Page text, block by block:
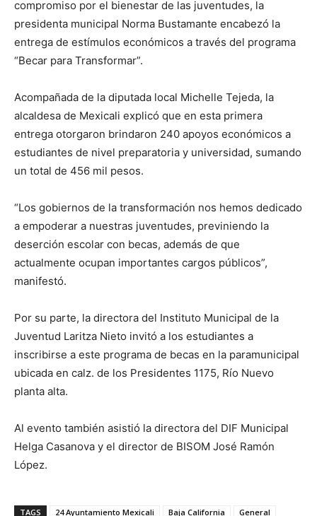
compromiso por el bienestar de las juventudes, la
presidenta municipal Norma Bustamante encabezó la
entrega de estímulos económicos a través del programa
“Becar para Transformar”.
Acompañada de la diputada local Michelle Tejeda, la
alcaldesa de Mexicali explicó que en esta primera
entrega otorgaron brindaron 240 apoyos económicos a
estudiantes de nivel preparatoria y universidad, sumando
un total de 456 mil pesos.
“Los gobiernos de la transformación nos hemos dedicado
a empoderar a nuestras juventudes, previniendo la
deserción escolar con becas, además de que
actualmente ocupan importantes cargos públicos”,
manifestó.
Por su parte, la directora del Instituto Municipal de la
Juventud Laritza Nieto invitó a los estudiantes a
inscribirse a este programa de becas en la paramunicipal
ubicada en calz. de los Presidentes 1175, Río Nuevo
planta alta.
Al evento también asistió la directora del DIF Municipal
Helga Casanova y el director de BISOM José Ramón
López.
TAGS 24 Ayuntamiento Mexicali Baja California
General